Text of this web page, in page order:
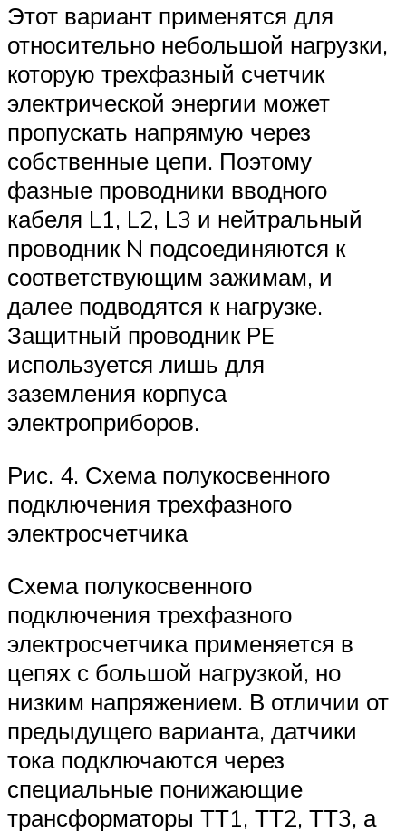
Этот вариант применятся для
относительно небольшой нагрузки,
которую трехфазный счетчик
электрической энергии может
пропускать напрямую через
собственные цепи. Поэтому
фазные проводники вводного
кабеля L1, L2, L3 и нейтральный
проводник N подсоединяются к
соответствующим зажимам, и
далее подводятся к нагрузке.
Защитный проводник PE
используется лишь для
заземления корпуса
электроприборов.
Рис. 4. Схема полукосвенного
подключения трехфазного
электросчетчика
Схема полукосвенного
подключения трехфазного
электросчетчика применяется в
цепях с большой нагрузкой, но
низким напряжением. В отличии от
предыдущего варианта, датчики
тока подключаются через
специальные понижающие
трансформаторы ТТ1, ТТ2, ТТ3, а